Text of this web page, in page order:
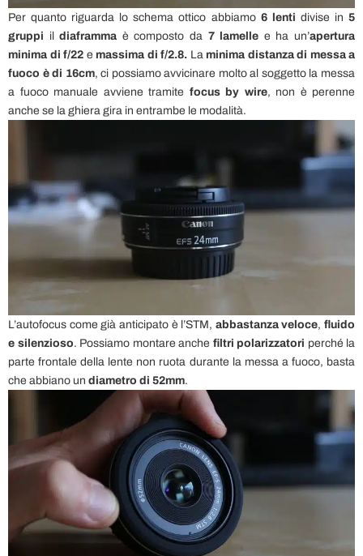
Per quanto riguarda lo schema ottico abbiamo 6 lenti divise in5
gruppi ildiaframma è composto da 7 lamelle e ha un’apertura
minima di f/22 e massima di f/2.8. La minima distanza di messa a
fuoco è di 16cm, ci possiamo avvicinare molto al soggetto la messa
a fuoco manuale avviene tramite focus by wire, non è perenne
anche se la ghiera gira in entrambe le modalità.
L’autofocus come già anticipato è l’STM, abbastanza veloce, fluido
e silenzioso. Possiamo montare anche filtri polarizzatori perché la
parte frontale della lente non ruota durante la messa a fuoco, basta
che abbiano un diametro di 52mm.